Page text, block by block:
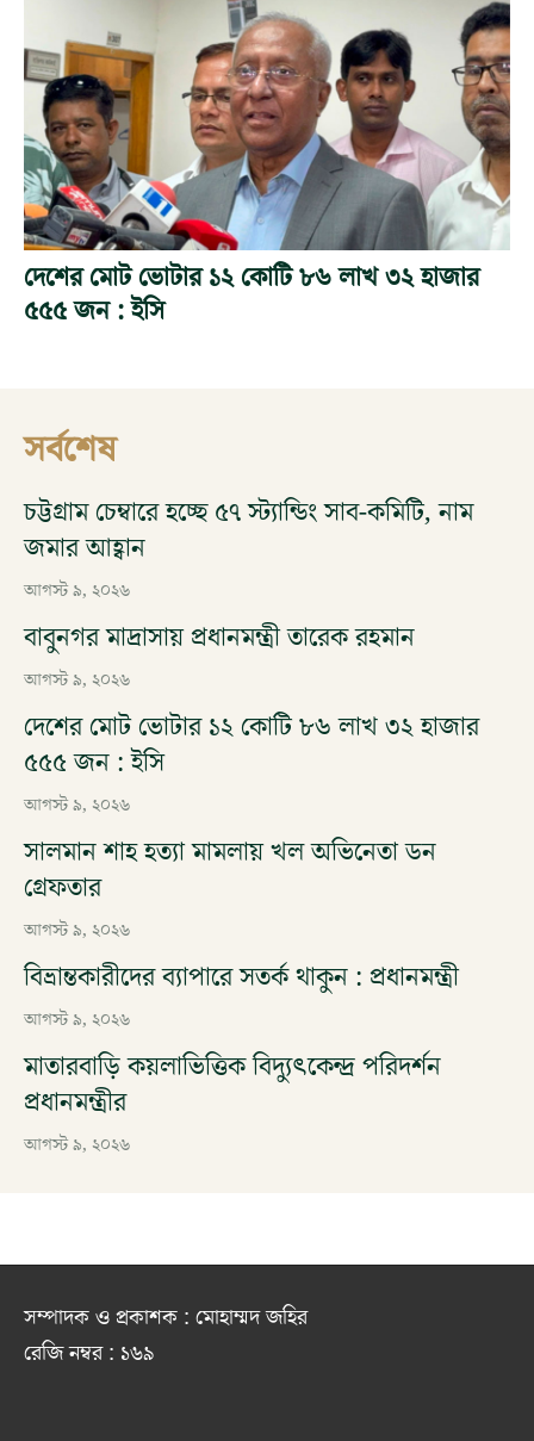
দেশের মোট ভোটার ১২ কোটি ৮৬ লাখ ৩২ হাজার
৫৫৫ জন : ইসি
সর্বশেষ
চট্টগ্রাম চেম্বারে হচ্ছে ৫৭ স্ট্যান্ডিং সাব-কমিটি, নাম
জমার আহ্বান
আগস্ট ৯, ২০২৬
বাবুনগর মাদ্রাসায় প্রধানমন্ত্রী তারেক রহমান
আগস্ট ৯, ২০২৬
দেশের মোট ভোটার ১২ কোটি ৮৬ লাখ ৩২ হাজার
৫৫৫ জন : ইসি
আগস্ট ৯, ২০২৬
সালমান শাহ হত্যা মামলায় খল অভিনেতা ডন
গ্রেফতার
আগস্ট ৯, ২০২৬
বিভ্রান্তকারীদের ব্যাপারে সতর্ক থাকুন : প্রধানমন্ত্রী
আগস্ট ৯, ২০২৬
মাতারবাড়ি কয়লাভিত্তিক বিদ্যুৎকেন্দ্র পরিদর্শন
প্রধানমন্ত্রীর
আগস্ট ৯, ২০২৬
সম্পাদক ও প্রকাশক : মোহাম্মদ জহির
রেজি নম্বর : ১৬৯